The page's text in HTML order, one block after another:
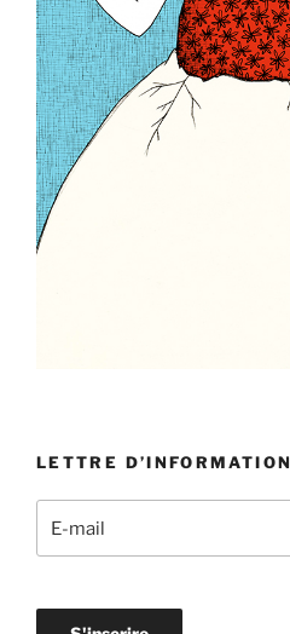
LETTRE D’INFORMATION